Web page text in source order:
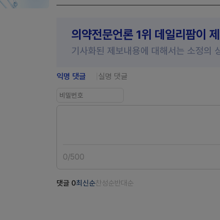
의약전문언론 1위 데일리팜이
기사화된 제보내용에 대해서는 소정의
익명 댓글 실명 댓글
0/500
댓글 0최신순찬성순반대순